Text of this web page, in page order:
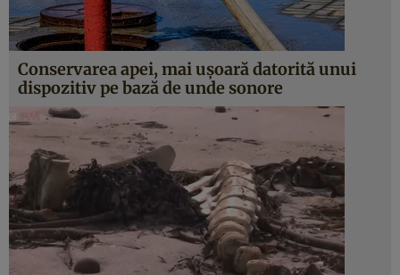
Conservarea apei, mai ușoară datorită unui
dispozitiv pe bază de unde sonore